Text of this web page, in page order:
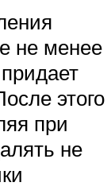
не менее
этого
при
не